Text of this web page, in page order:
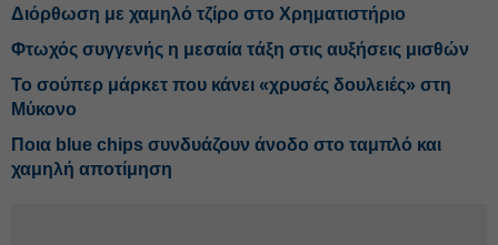
Διόρθωση με χαμηλό τζίρο στο Χρηματιστήριο
Φτωχός συγγενής η μεσαία τάξη στις αυξήσεις μισθών
Το σούπερ μάρκετ που κάνει «χρυσές δουλειές» στη
Μύκονο
Ποια blue chips συνδυάζουν άνοδο στο ταμπλό και
χαμηλή αποτίμηση